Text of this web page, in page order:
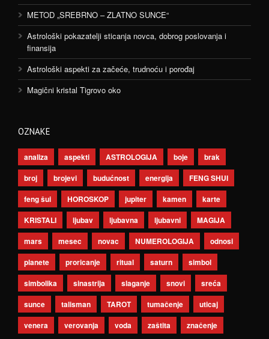
METOD „SREBRNO – ZLATNO SUNCE“
Astrološki pokazatelji sticanja novca, dobrog poslovanja i
finansija
Astrološki aspekti za začeće, trudnoću i porođaj
Magični kristal Tigrovo oko
OZNAKE
analiza aspekti ASTROLOGIJA boje
brak
broj
brojevi budućnost energija
FENG SHUI
feng šui
HOROSKOP jupiter kamen
karte
KRISTALI
ljubav ljubavna ljubavni
MAGIJA
mars
mesec novac NUMEROLOGIJA
odnosi
planete
proricanje ritual saturn
simbol
simbolika
sinastrija slaganje snovi
sreća
sunce
talisman TAROT tumačenje
uticaj
venera
verovanja voda zaštita značenje